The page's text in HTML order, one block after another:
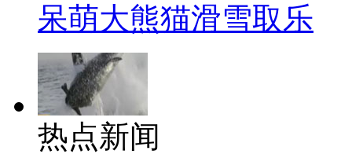
呆萌大熊猫滑雪取乐
热点新闻